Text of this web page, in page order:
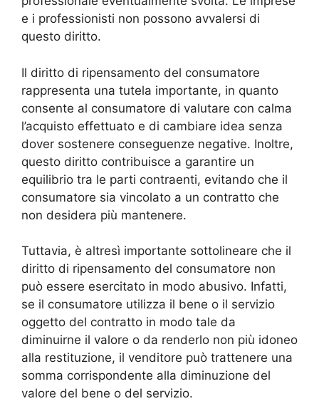
e i professionisti non possono avvalersi di
questo diritto.
Il diritto di ripensamento del consumatore
rappresenta una tutela importante, in quanto
consente al consumatore di valutare con calma
l’acquisto effettuato e di cambiare idea senza
dover sostenere conseguenze negative. Inoltre,
questo diritto contribuisce a garantire un
equilibrio tra le parti contraenti, evitando che il
consumatore sia vincolato a un contratto che
non desidera più mantenere.
Tuttavia, è altresì importante sottolineare che il
diritto di ripensamento del consumatore non
può essere esercitato in modo abusivo. Infatti,
se il consumatore utilizza il bene o il servizio
oggetto del contratto in modo tale da
diminuirne il valore o da renderlo non più idoneo
alla restituzione, il venditore può trattenere una
somma corrispondente alla diminuzione del
valore del bene o del servizio.